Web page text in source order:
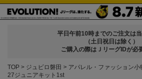
平日午前10時までのご注文は当
（土日祝日は除く）
ご購入の際はＪリーグIDが必
TOP ジュビロ磐田 アパレル・ファッション小
27ジュニアキット1st